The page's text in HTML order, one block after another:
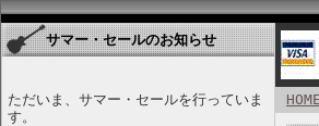
サマー・セールのお知らせ
ただいま、サマー・セールを行っていま
す。
HOME